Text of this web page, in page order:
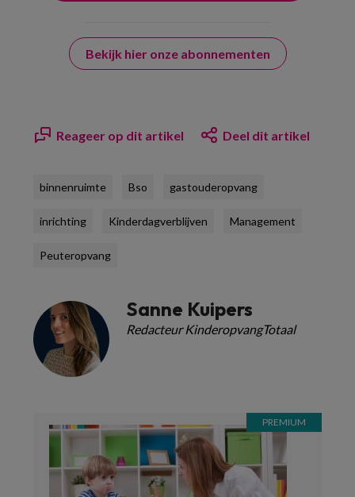
Bekijk hier onze abonnementen
Reageer op dit artikel Deel dit artikel
binnenruimte Bso gastouderopvang
inrichting Kinderdagverblijven Management
Peuteropvang
Sanne Kuipers
Redacteur KinderopvangTotaal